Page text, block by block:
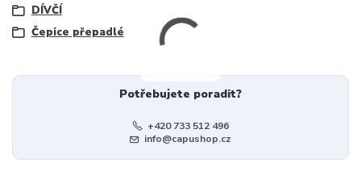
DÍVČÍ
Čepice přepadlé
Potřebujete poradit?
+420 733 512 496
info@capushop.cz